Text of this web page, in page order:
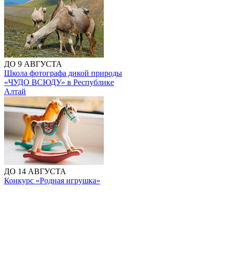
ДО 9 АВГУСТА
Школа фотографа дикой природы
«ЧУДО ВСЮДУ» в Республике
Алтай
ДО 14 АВГУСТА
Конкурс «Родная игрушка»